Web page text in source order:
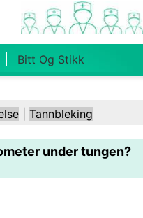
Bitt Og Stikk
Folkehelse Og
Helse
Tannbleking
under tungen?